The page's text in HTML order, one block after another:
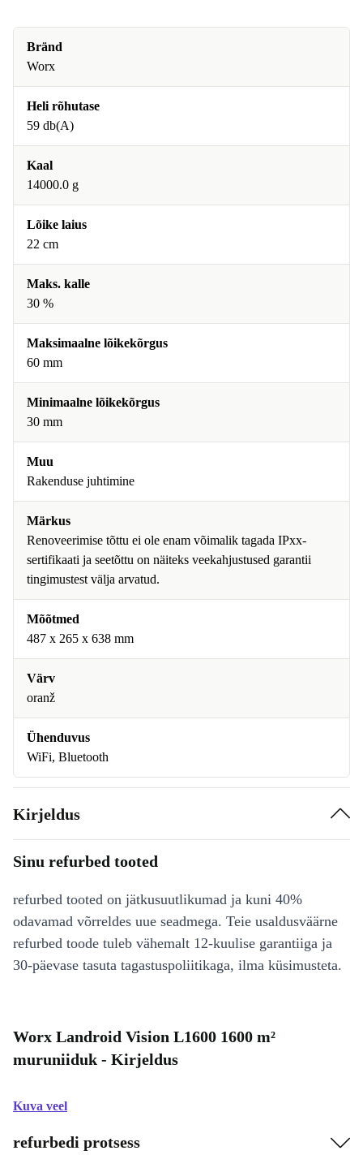
Bränd
Worx
Heli rõhutase
59 db(A)
Kaal
14000.0 g
Lõike laius
22 cm
Maks. kalle
30 %
Maksimaalne lõikekõrgus
60 mm
Minimaalne lõikekõrgus
30 mm
Muu
Rakenduse juhtimine
Märkus
Renoveerimise tõttu ei ole enam võimalik tagada IPxx-
sertifikaati ja seetõttu on näiteks veekahjustused garantii
tingimustest välja arvatud.
Mõõtmed
487 x 265 x 638 mm
Värv
oranž
Ühenduvus
WiFi, Bluetooth
Kirjeldus
Sinu refurbed tooted
refurbed tooted on jätkusuutlikumad ja kuni 40%
odavamad võrreldes uue seadmega. Teie usaldusväärne
refurbed toode tuleb vähemalt 12-kuulise garantiiga ja
30-päevase tasuta tagastuspoliitikaga, ilma küsimusteta.
Worx Landroid Vision L1600 1600 m²
muruniiduk - Kirjeldus
Kuva veel
refurbedi protsess